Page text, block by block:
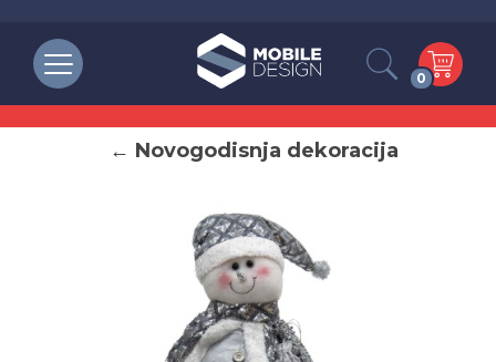
0
← Novogodisnja dekoracija